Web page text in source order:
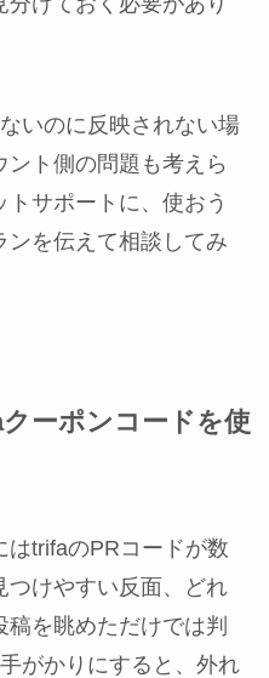
いのに反映されない場
ト側の問題も考えら
サポートに、使おう
ンを伝えて相談してみ
ーポンコードを使
はtrifaのPRコードが数
つけやすい反面、どれ
を眺めただけでは判
がかりにすると、外れ